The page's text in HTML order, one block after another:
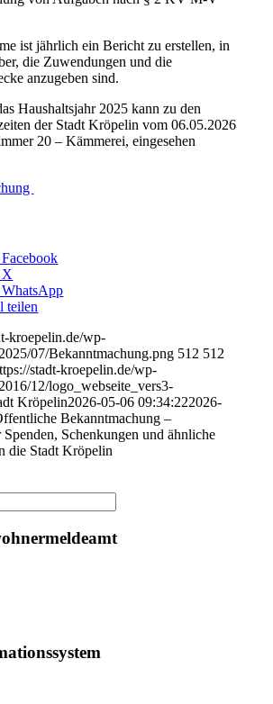
ist jährlich ein Bericht zu erstellen, in
die Zuwendungen und die
anzugeben sind.
Haushaltsjahr 2025 kann zu den
der Stadt Kröpelin vom 06.05.2026
20 – Kämmerei, eingesehen
X
teilen
kroepelin.de/wp-
07/Bekanntmachung.png 512 512
stadt-kroepelin.de/wp-
12/logo_webseite_vers3-
Kröpelin2026-05-06 09:34:222026-
Bekanntmachung –
Schenkungen und ähnliche
die Stadt Kröpelin